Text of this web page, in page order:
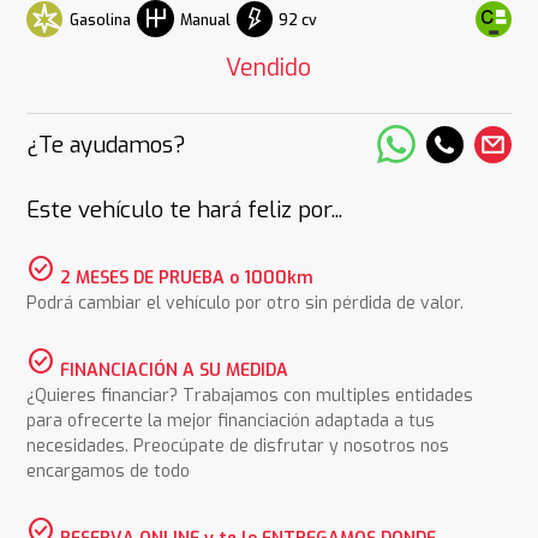
Gasolina Manual 92 cv
Vendido
¿Te ayudamos?
Este vehículo te hará feliz por...
check_circle 2 MESES DE PRUEBA o 1000km
Podrá cambiar el vehículo por otro sin pérdida de valor.
check_circle FINANCIACIÓN A SU MEDIDA
¿Quieres financiar? Trabajamos con multiples entidades
para ofrecerte la mejor financiación adaptada a tus
necesidades. Preocúpate de disfrutar y nosotros nos
encargamos de todo
check_circle